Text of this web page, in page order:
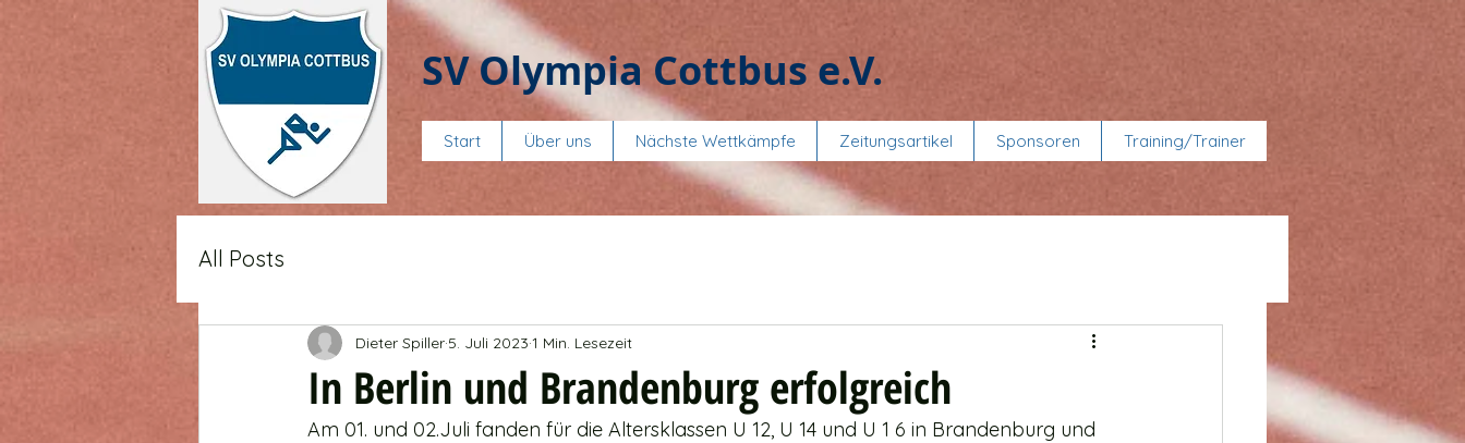
SV Olympia Cottbus e.V.
Start Über uns Nächste Wettkämpfe Zeitungsartikel Sponsoren Training/Trainer
All Posts
In Berlin und Brandenburg erfolgreich
Dieter Spiller 5. Juli 2023 1 Min. Lesezeit
Am 01. und 02.Juli fanden für die Altersklassen U 12, U 14 und U 1 6 in Brandenburg und